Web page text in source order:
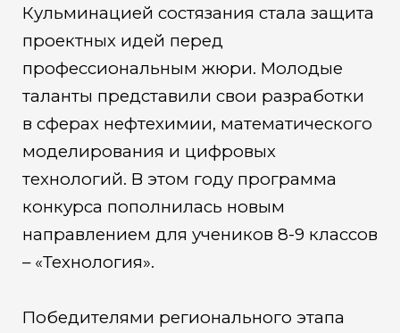
Кульминацией состязания стала защита
проектных идей перед
профессиональным жюри. Молодые
таланты представили свои разработки
в сферах нефтехимии, математического
моделирования и цифровых
технологий. В этом году программа
конкурса пополнилась новым
направлением для учеников 8-9 классов
– «Технология».
Победителями регионального этапа